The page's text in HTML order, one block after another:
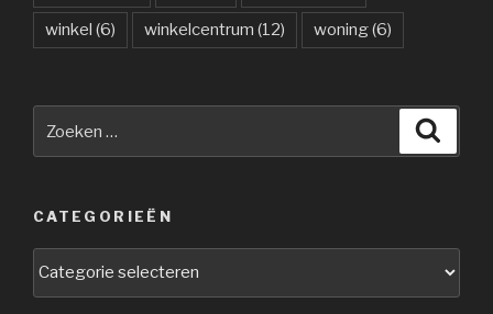
winkel (6) winkelcentrum (12) woning(6)
naar:
CATEGORIEËN